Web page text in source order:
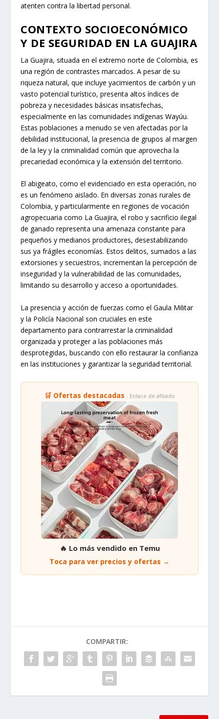
atenten contra la libertad personal.
CONTEXTO SOCIOECONÓMICO
Y DE SEGURIDAD EN LA GUAJIRA
La Guajira, situada en el extremo norte de Colombia, es
una región de contrastes marcados. A pesar de su
riqueza natural, que incluye yacimientos de carbón y un
vasto potencial turístico, presenta altos índices de
pobreza y necesidades básicas insatisfechas,
especialmente en las comunidades indígenas Wayúu.
Estas poblaciones a menudo se ven afectadas por la
debilidad institucional, la presencia de grupos al margen
de la ley y la criminalidad común que aprovecha la
precariedad económica y la extensión del territorio.
El abigeato, como el evidenciado en esta operación, no
es un fenómeno aislado. En diversas zonas rurales de
Colombia, y particularmente en regiones de vocación
agropecuaria como La Guajira, el robo y sacrificio ilegal
de ganado representa una amenaza constante para
pequeños y medianos productores, desestabilizando
sus ya frágiles economías. Estos delitos, sumados a las
extorsiones y secuestros, incrementan la percepción de
inseguridad y la vulnerabilidad de las comunidades,
limitando su desarrollo y acceso a oportunidades.
La presencia y acción de fuerzas como el Gaula Militar
y la Policía Nacional son cruciales en este
departamento para contrarrestar la criminalidad
organizada y proteger a las poblaciones más
desprotegidas, buscando con ello restaurar la confianza
en las instituciones y garantizar la seguridad territorial.
🛒 Ofertas destacadas · Enlace de afiliado
🔥 Lo más vendido en Temu
Toca para ver precios y ofertas →
COMPARTIR: